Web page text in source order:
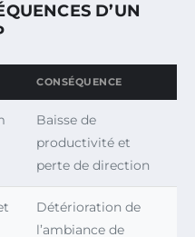
D’UN
CONSÉQUENCE
Baisse de
productivité et
perte de direction
Détérioration de
l’ambiance de